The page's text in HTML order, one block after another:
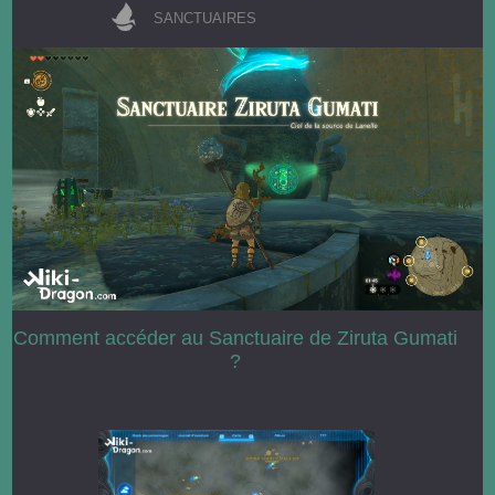
SANCTUAIRES
Comment accéder au Sanctuaire de Ziruta Gumati
?